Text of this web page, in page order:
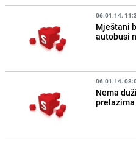
06.01.14.
Mještani
autobusi
06.01.14.
Nema
prelazima